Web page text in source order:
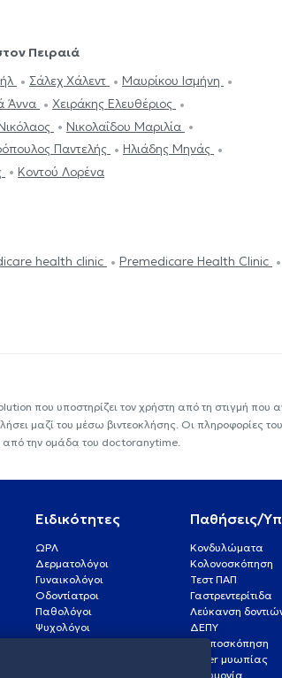
Πειραιά
Σάλεχ Χάλεντ
Μαυρίκου Ισμήνη
Άννα
Χειράκης Ελευθέριος
Νικολαΐδου Μαριλία
Παντελής
Ηλιάδης Μηνάς
Κοντού Λορένα
health clinic
Premedicare Health Clinic
που υποστηρίζει τον χρήστη από τη στιγμή που
μαζί του μέσω βιντεοκλήσης. Οι πληροφορίες
από την ομάδα του doctoranytime.
Ειδικότητες
ΩΡΛ
Δερματολόγοι
Γυναικολόγοι
Οδοντίατροι
Παθολόγοι
Ψυχολόγοι
Παθήσεις/
Κονδυλώματα
Κολονοσκόπηση
Τεστ ΠΑΠ
Γαστρεντερίτιδα
Λεύκανση
ΔΕΠΥ
Κολποσκόπηση
Laser μυωπίας
Πνευμονία